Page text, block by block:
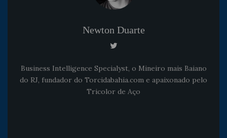
Newton Duarte
Business Intelligence Specialyst, o Mineiro mais Baiano
do RJ, fundador do Torcidabahia.com e apaixonado pelo
Tricolor de Aço